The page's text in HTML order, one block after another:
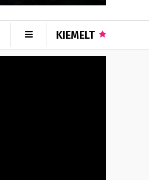
KIEMELT